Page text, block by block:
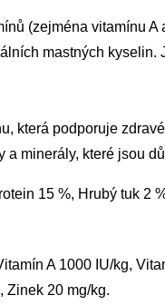
(zejména vitamínu
mastných
která podporuje
a minerály, které jsou
15 %, Hrubý tuk 2
A 1000 IU/kg,
Zinek 20 mg/kg.